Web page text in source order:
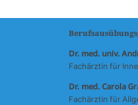
Dr. med. univ.
Fachärztin für
Dr. med. Carola
Fachärztin für